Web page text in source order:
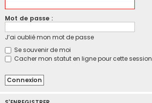
Mot de passe :
J’ai oublié mon mot de passe
Se souvenir de moi
Cacher mon statut en ligne pour cette session